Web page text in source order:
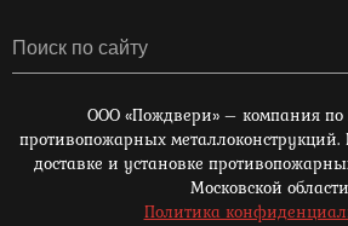
ООО «Пождвери» – компания по
противопожарных
доставке и установке
Московской
Политика